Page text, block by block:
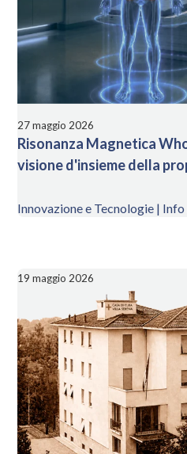
27 maggio 2026
Risonanza Magnetica
visione d'insieme della
Innovazione e Tecnologie |
19 maggio 2026